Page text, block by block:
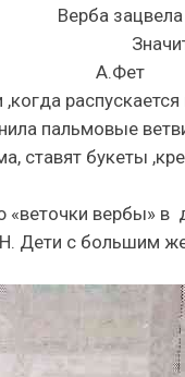
Верба зацвела
весна
А.Фет
пальмовые
ставят букеты
вербы»
Дети с большим